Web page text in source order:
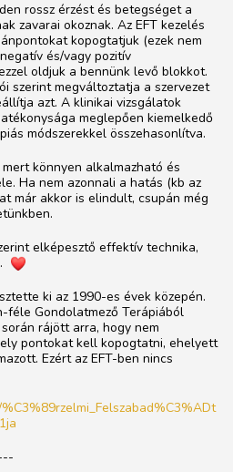
rossz érzést és betegséget a
zavarai okoznak. Az EFT kezelés
kopogtatjuk (ezek nem
és/vagy pozitív
oldjuk a bennünk levő blokkot.
szerint megváltoztatja a szervezet
azt. A klinikai vizsgálatok
meglepően kiemelkedő
módszerekkel összehasonlítva.
könnyen alkalmazható és
Ha nem azonnali a hatás (kb az
már akkor is elindult, csupán még
elképesztő effektív technika,
ki az 1990-es évek közepén.
féle Gondolatmező Terápiából
rájött arra, hogy nem
pontokat kell kopogtatni, ehelyett
Ezért az EFT-ben nincs